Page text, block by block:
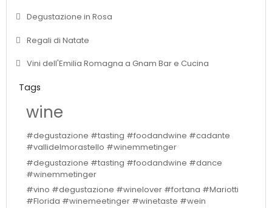
Degustazione in Rosa
Regali di Natate
Vini dell'Emilia Romagna a Gnam Bar e Cucina
Tags
wine
#degustazione #tasting #foodandwine #cadante
#vallidelmorastello #winemmetinger
#degustazione #tasting #foodandwine #dance
#winemmetinger
#vino #degustazione #winelover #fortana #Mariotti
#Florida #winemeetinger #winetaste #wein